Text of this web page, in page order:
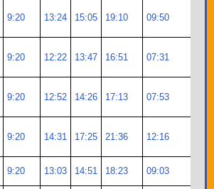
9:20 13:24 15:05 19:10 09:50
9:20 12:22 13:47 16:51 07:31
9:20 12:52 14:26 17:13 07:53
9:20 14:31 17:25 21:36 12:16
9:20 13:03 14:51 18:23 09:03